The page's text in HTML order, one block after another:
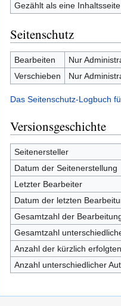
Gezählt als eine Inhaltsseite
Seitenschutz
Bearbeiten
Nur
Verschieben
Nur
Das Seitenschutz-Logbuch
Versionsgeschichte
Seitenersteller
Datum der Seitenerstellung
Letzter Bearbeiter
Datum der letzten
Gesamtzahl der
Gesamtzahl
Anzahl der kürzlich
Anzahl unterschiedlicher